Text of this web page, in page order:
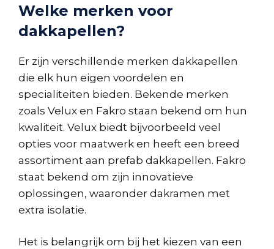
Welke merken voor
dakkapellen?
Er zijn verschillende merken dakkapellen
die elk hun eigen voordelen en
specialiteiten bieden. Bekende merken
zoals Velux en Fakro staan bekend om hun
kwaliteit. Velux biedt bijvoorbeeld veel
opties voor maatwerk en heeft een breed
assortiment aan prefab dakkapellen. Fakro
staat bekend om zijn innovatieve
oplossingen, waaronder dakramen met
extra isolatie.
Het is belangrijk om bij het kiezen van een